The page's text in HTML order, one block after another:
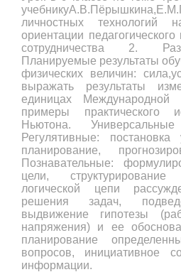
личностных технологий
ориентации
сотрудничества 2.
Планируемые результаты
физических величин:
выражать результаты
единицах
примеры практического
Ньютона.
Регулятивные:
планирование,
Познавательные:
цели,
логической цепи
решения задач,
выдвижение гипотезы
напряжения) и ее
планирование
вопросов, инициативное
информации.